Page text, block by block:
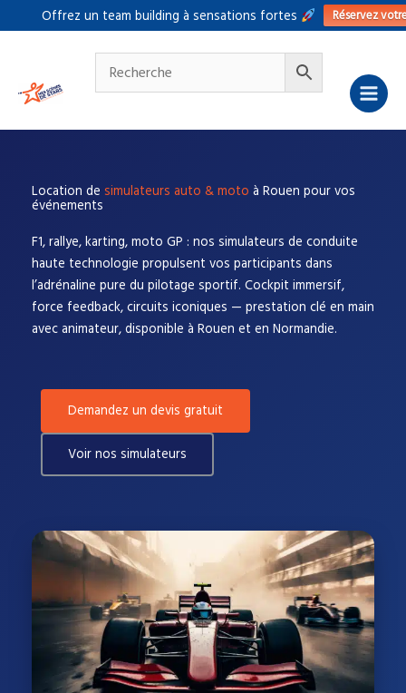
Offrez un team building à sensations fortes Réservez
au
Location de simulateurs auto & moto à Rouen pour vos
événements
F1, rallye, karting, moto GP : nos simulateurs de conduite
haute technologie propulsent vos participants dans
l’adrénaline pure du pilotage sportif. Cockpit immersif,
force feedback, circuits iconiques — prestation clé en main
avec animateur, disponible à Rouen et en Normandie.
Demandez un devis gratuit
Voir nos simulateurs